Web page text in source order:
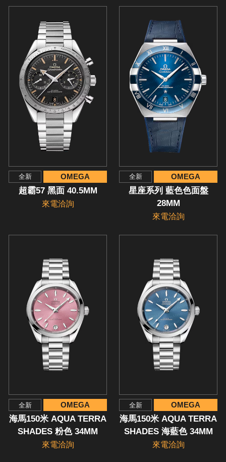
全新 OMEGA
超霸57 黑面 40.5MM
來電洽詢
全新 OMEGA
星座系列 藍色色面盤
28MM
來電洽詢
全新 OMEGA
海馬150米 AQUA TERRA
SHADES 粉色 34MM
來電洽詢
全新 OMEGA
海馬150米 AQUA TERRA
SHADES 海藍色 34MM
來電洽詢